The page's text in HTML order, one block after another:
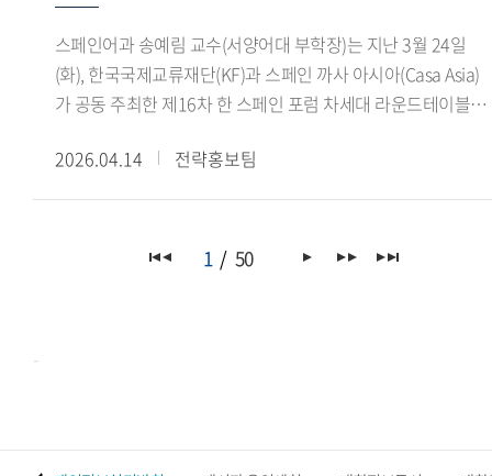
일생을 담은 마르틴 브레히트의 대작을 번역 중입니다.
언어철학사 는 조만간 고대 부분을 마무리 지어 저서로 펴낼
생각입니다. 돌아오는 4월경부터는 경인미술대전,
작업에 몰입할 작정입니다. 인생의 즐거움은 은퇴 이후라는
말이 있습니다. 저도 그 말처럼 한국외대와 함께한 긴 세월을
인터뷰는 아래 Global HUFS 봄호 E-book을 통해서도
참여 기회 확대에도 기여할 것으로 기대된다.아울러 이번
위촉은 우리 대학 통번역대학원이 아랍어 및 통번역 분야에서
국제적 경쟁력을 갖춘 교육 연구 기관임을 보여주는 사례로,
향후 수상작의 한국어 번역과 국내 출판 가능성 확대에도
스페인어과 송예림 교수(서양어대 부학장)는 지난 3월 24일
(화), 한국국제교류재단(KF)과 스페인 까사 아시아(Casa Asia)
가 공동 주최한 제16차 한 스페인 포럼 차세대 라운드테이블
정부, 학계, 경제계 인사들이 참여해 학술 연구 교류와 미래
전략 산업 분야 협력 방안을 논의하는 대표적인 양국 간 협력
마련되어, 양국 청년들이 디지털 시대 한 스페인 청년 협력과
노동시장 변화 속에서 요구되는 새로운 경력 모델을 중심으로
2026.04.14 전략홍보팀
1 50
-